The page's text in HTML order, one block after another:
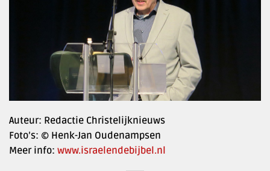
Auteur: Redactie Christelijknieuws
Foto’s: © Henk-Jan Oudenampsen
Meer info: www.israelendebijbel.nl